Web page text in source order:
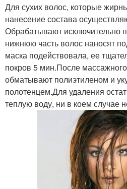
Для сухих волос, которые
нанесение состава
Обрабатывают исключительно
нижнюю часть волос наносят
маска подействовала, ее
покров 5 мин.После
обматывают полиэтиленом и
полотенцем.Для удаления
теплую воду, ни в коем случае